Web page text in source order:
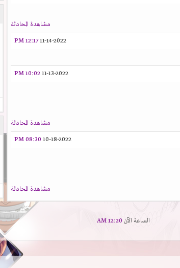
مشاهدة المحادثة
11-14-2022
12:17 PM
11-13-2022
10:02 PM
مشاهدة المحادثة
10-18-2022
08:30 PM
مشاهدة المحادثة
الساعة الآن 12:20 AM